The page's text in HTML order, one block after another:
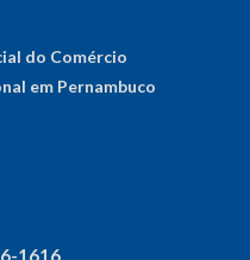
do Comércio
em Pernambuco
1616